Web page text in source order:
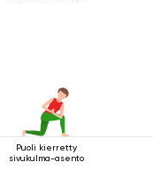
Puoli kierretty
sivukulma-asento